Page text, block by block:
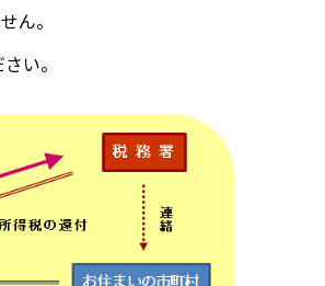
ん。
い。